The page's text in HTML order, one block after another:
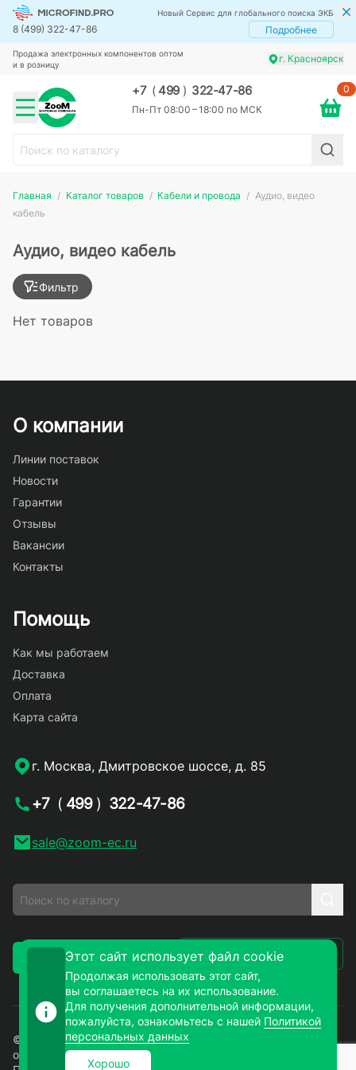
Новый Сервис для глобального поиска ЭКБ
8 (499) 322-47-86 Подробнее
Продажа электронных компонентов оптом
и в розницу
г. Красноярск
+7 (499 ) 322-47-86
Пн-Пт 08:00 – 18:00 по МСК
0
Главная Каталог товаров Кабели и провода
Аудио, видео
кабель
Аудио, видео кабель
Фильтр
Нет товаров
О компании
Линии поставок
Новости
Гарантии
Отзывы
Вакансии
Контакты
Помощь
Как мы работаем
Доставка
Оплата
Карта сайта
г. Москва, Дмитровское шоссе, д. 85
+7 ( 499 ) 322-47-86
sale@zoom-ec.ru
Заказать звонок Написать письмо
© 2026. ЗУМ-СМД – продажа электронных компонентов
оптом и в розницу. Все права защищены.
Этот сайт использует файл cookie
Продолжая использовать этот сайт,
вы соглашаетесь на их использование.
Для получения дополнительной информации,
пожалуйста, ознакомьтесь с нашей Политикой
персональных данных
Хорошо